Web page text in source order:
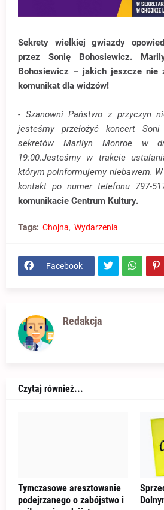
Sekrety wielkiej gwiazdy
przez Sonię Bohosiewicz.
Bohosiewicz – jakich jeszcze nie
komunikat dla widzów!
- Szanowni Państwo z przyczyn
jesteśmy przełożyć koncert
sekretów Marilyn Monroe w
19:00.Jesteśmy w trakcie
którym poinformujemy niebawem.
kontakt po numer telefonu 797-
komunikacie Centrum Kultury.
Tags: Chojna Wydarzenia
Facebook
Redakcja
Czytaj również...
Tymczasowe aresztowanie
podejrzanego o zabójstwo i